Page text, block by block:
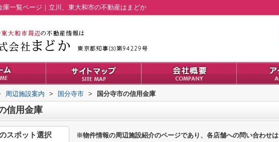
庫一覧ページ｜立川、東大和市の不動産はまどか
周辺施設案内 > 国分寺市 > 国分寺市の信用金庫
信用金庫
※物件情報の周辺施設紹介のページであり、各店舗への問い合わせは
スポット選択